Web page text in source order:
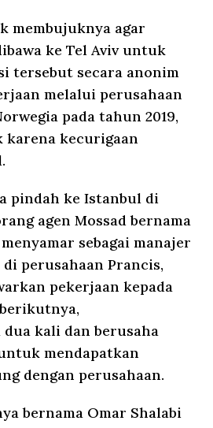
membujuknya agar
ke Tel Aviv untuk
tersebut secara anonim
melalui perusahaan
pada tahun 2019,
karena kecurigaan
pindah ke Istanbul di
agen Mossad bernama
sebagai manajer
perusahaan Prancis,
pekerjaan kepada
kali dan berusaha
mendapatkan
dengan perusahaan.
bernama Omar Shalabi